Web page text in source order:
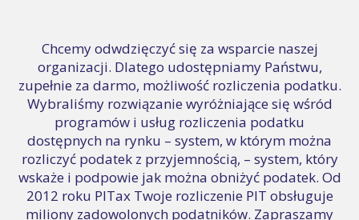
Chcemy odwdzięczyć się za wsparcie naszej
organizacji. Dlatego udostępniamy Państwu,
zupełnie za darmo, możliwość rozliczenia podatku.
Wybraliśmy rozwiązanie wyróżniające się wśród
programów i usług rozliczenia podatku
dostępnych na rynku – system, w którym można
rozliczyć podatek z przyjemnością, – system, który
wskaże i podpowie jak można obniżyć podatek. Od
2012 roku PITax Twoje rozliczenie PIT obsługuje
miliony zadowolonych podatników. Zapraszamy